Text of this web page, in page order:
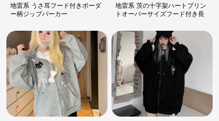
地雷系 うさ耳フード付きボーダ
ー柄ジップパーカー
地雷系 茨の十字架ハートプリン
トオーバーサイズフード付き長